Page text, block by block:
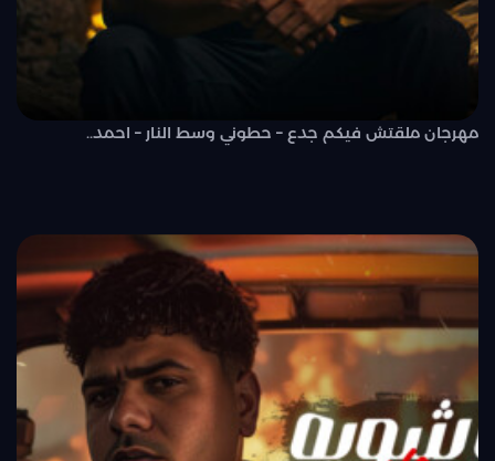
مهرجان ملقتش فيكم جدع – حطوني وسط النار – احمد..